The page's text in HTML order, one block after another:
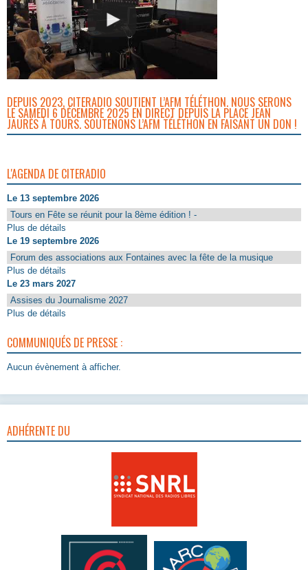
DEPUIS 2023, CITERADIO SOUTIENT L’AFM TÉLÉTHON. NOUS SERONS
LE SAMEDI 6 DÉCEMBRE 2025 EN DIRECT DEPUIS LA PLACE JEAN
JAURÈS À TOURS. SOUTENONS L’AFM TÉLÉTHON EN FAISANT UN DON !
L'AGENDA DE CITERADIO
Le 13 septembre 2026
Tours en Fête se réunit pour la 8ème édition ! -
Plus de détails
Le 19 septembre 2026
Forum des associations aux Fontaines avec la fête de la musique
Plus de détails
Le 23 mars 2027
Assises du Journalisme 2027
Plus de détails
COMMUNIQUÉS DE PRESSE :
Aucun évènement à afficher.
ADHÉRENTE DU